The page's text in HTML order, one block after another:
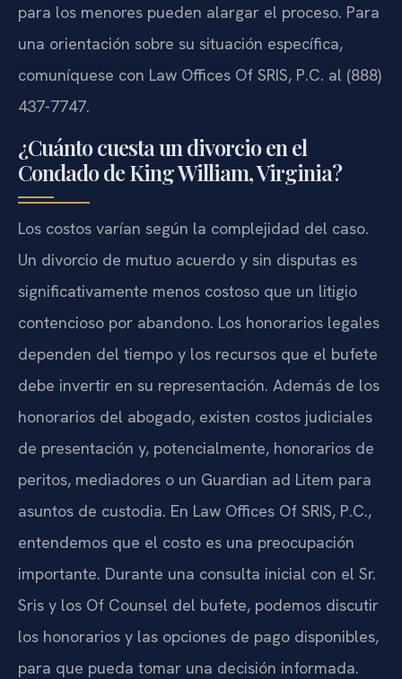
para los menores pueden alargar el proceso. Para
una orientación sobre su situación específica,
comuníquese con Law Offices Of SRIS, P.C. al (888)
437-7747.
¿Cuánto cuesta un divorcio en el
Condado de King William, Virginia?
Los costos varían según la complejidad del caso.
Un divorcio de mutuo acuerdo y sin disputas es
significativamente menos costoso que un litigio
contencioso por abandono. Los honorarios legales
dependen del tiempo y los recursos que el bufete
debe invertir en su representación. Además de los
honorarios del abogado, existen costos judiciales
de presentación y, potencialmente, honorarios de
peritos, mediadores o un Guardian ad Litem para
asuntos de custodia. En Law Offices Of SRIS, P.C.,
entendemos que el costo es una preocupación
importante. Durante una consulta inicial con el Sr.
Sris y los Of Counsel del bufete, podemos discutir
los honorarios y las opciones de pago disponibles,
para que pueda tomar una decisión informada.